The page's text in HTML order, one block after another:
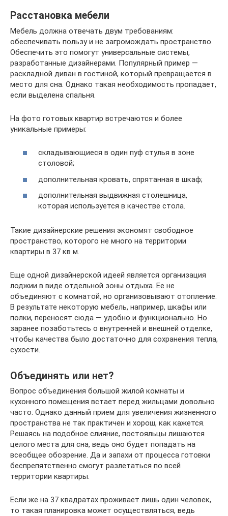
Расстановка мебели
Мебель должна отвечать двум требованиям:
обеспечивать пользу и не загромождать пространство.
Обеспечить это помогут универсальные системы,
разработанные дизайнерами. Популярный пример —
раскладной диван в гостиной, который превращается в
место для сна. Однако такая необходимость пропадает,
если выделена спальня.
На фото готовых квартир встречаются и более
уникальные примеры:
складывающиеся в один пуф стулья в зоне
столовой;
дополнительная кровать, спрятанная в шкаф;
дополнительная выдвижная столешница,
которая используется в качестве стола.
Такие дизайнерские решения экономят свободное
пространство, которого не много на территории
квартиры в 37 кв м.
Еще одной дизайнерской идеей является организация
лоджии в виде отдельной зоны отдыха. Ее не
объединяют с комнатой, но организовывают отопление.
В результате некоторую мебель, например, шкафы или
полки, переносят сюда — удобно и функционально. Но
заранее позаботьтесь о внутренней и внешней отделке,
чтобы качества было достаточно для сохранения тепла,
сухости.
Объединять или нет?
Вопрос объединения большой жилой комнаты и
кухонного помещения встает перед жильцами довольно
часто. Однако данный прием для увеличения жизненного
пространства не так практичен и хорош, как кажется.
Решаясь на подобное слияние, постояльцы лишаются
целого места для сна, ведь оно будет попадать на
всеобщее обозрение. Да и запахи от процесса готовки
беспрепятственно смогут разлетаться по всей
территории квартиры.
Если же на 37 квадратах проживает лишь один человек,
то такая планировка может осуществляться, ведь